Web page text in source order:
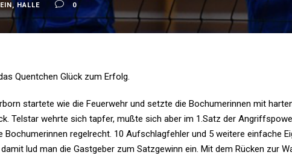
, HALLE 0
Quentchen Glück zum Erfolg.
startete wie die Feuerwehr und setzte die Bochumerinnen mit
Telstar wehrte sich tapfer, mußte sich aber im 1.Satz der
Bochumerinnen regelrecht. 10 Aufschlagfehler und 5 weitere einfache
lud man die Gastgeber zum Satzgewinn ein. Mit dem Rücken zur